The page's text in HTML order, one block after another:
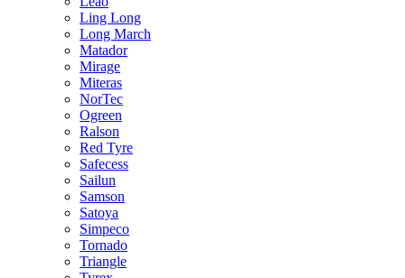
Ling Long
Long March
Matador
Mirage
Miteras
NorTec
Ogreen
Ralson
Red Tyre
Safecess
Sailun
Samson
Satoya
Simpeco
Tornado
Triangle